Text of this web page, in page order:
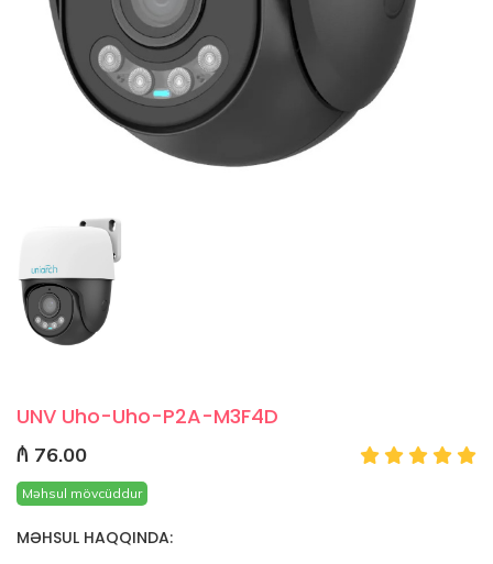
UNV Uho-Uho-P2A-M3F4D
₼ 76.00
Məhsul mövcüddur
MƏHSUL HAQQINDA: